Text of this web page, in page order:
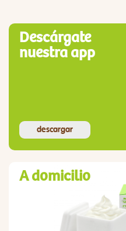
Descárgate
nuestra app
descargar
A domicilio